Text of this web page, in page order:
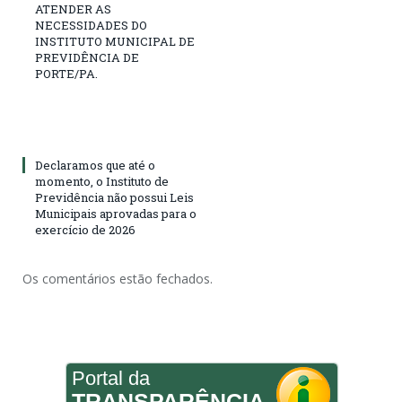
ATENDER AS
NECESSIDADES DO
INSTITUTO MUNICIPAL DE
PREVIDÊNCIA DE
PORTE/PA.
Declaramos que até o
momento, o Instituto de
Previdência não possui Leis
Municipais aprovadas para o
exercício de 2026
Os comentários estão fechados.
Portal da